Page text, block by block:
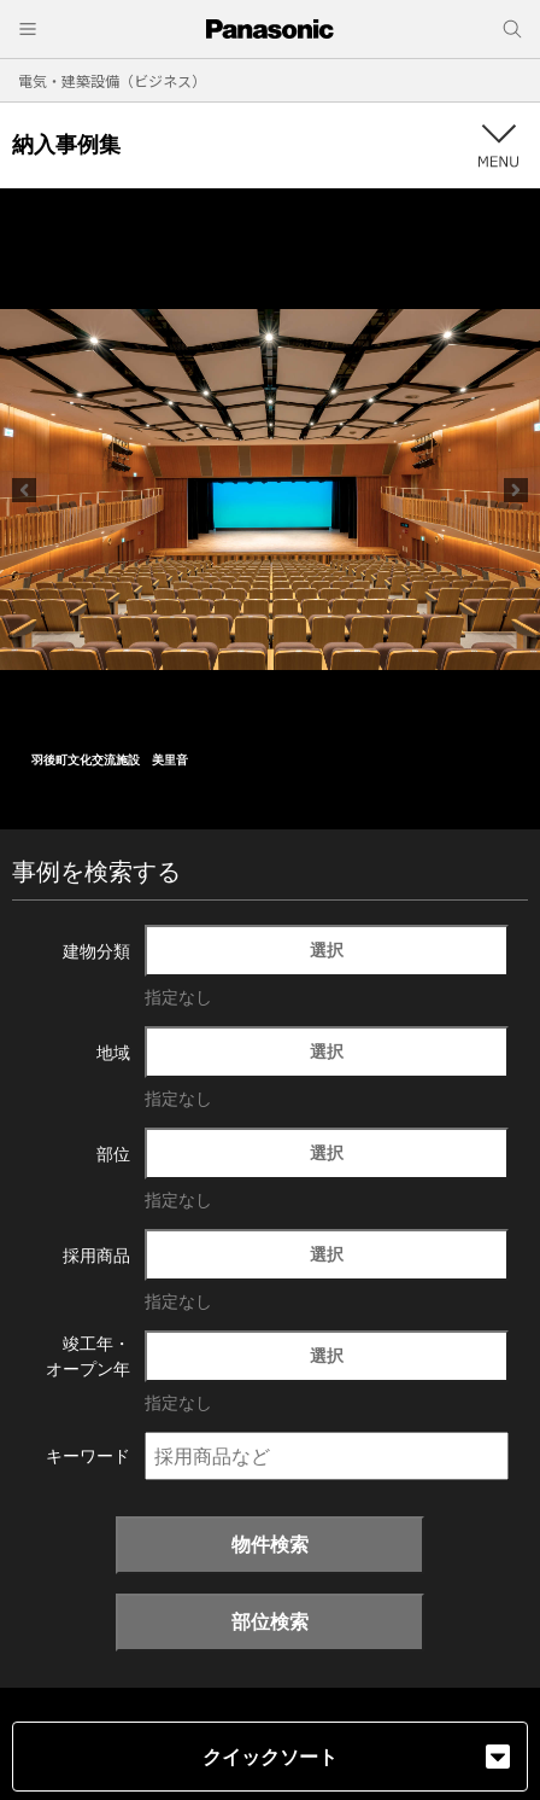
電気・建築設備（ビジネス）
納入事例集
大船渡市民文化会館
事例を検索する
建物分類 選択
指定なし
地域 選択
指定なし
部位 選択
指定なし
採用商品 選択
指定なし
竣工年・
オープン年
選択
指定なし
キーワード
物件検索
部位検索
クイックソート